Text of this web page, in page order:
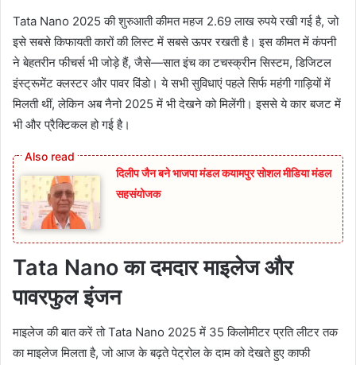
Tata Nano 2025 की शुरुआती कीमत महज 2.69 लाख रुपये रखी गई है, जो
इसे सबसे किफायती कारों की लिस्ट में सबसे ऊपर रखती है। इस कीमत में कंपनी
ने बेहतरीन फीचर्स भी जोड़े हैं, जैसे—सात इंच का टचस्क्रीन सिस्टम, डिजिटल
इंस्ट्रूमेंट क्लस्टर और पावर विंडो। ये सभी सुविधाएं पहले सिर्फ महंगी गाड़ियों में
मिलती थीं, लेकिन अब नैनो 2025 में भी देखने को मिलेंगी। इससे ये कार बजट में
भी और प्रैक्टिकल हो गई है।
दिलीप जैन बने भाजपा मंडल कयामपुर सोशल मीडिया मंडल
सहसंयोजक
Tata Nano का दमदार माइलेज और
पावरफुल इंजन
माइलेज की बात करें तो Tata Nano 2025 में 35 किलोमीटर प्रति लीटर तक
का माइलेज मिलता है, जो आज के बढ़ते पेट्रोल के दाम को देखते हुए काफी